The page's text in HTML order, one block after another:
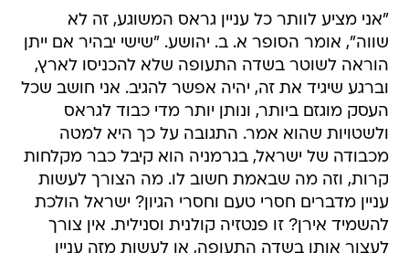
"אני מציע לוותר כל עניין גראס המשוגע, זה לא
שווה", אומר הסופר א. ב. יהושע. "שישי יבהיר אם ייתן
הוראה לשוטר בשדה התעופה שלא להכניסו לארץ,
וברגע שיגיד את זה, יהיה אפשר להגיב. אני חושב שכל
העסק מוגזם ביותר, ונותן יותר מדי כבוד לגראס
ולשטויות שהוא אמר. התגובה על כך היא למטה
מכבודה של ישראל, בגרמניה הוא קיבל כבר מקלחות
קרות, וזה מה שבאמת חשוב לו. מה הצורך לעשות
עניין מדברים חסרי טעם וחסרי הגיון? ישראל הולכת
להשמיד אירן? זו פנטזיה קולנית וסנילית. אין צורך
לעצור אותו בשדה התעופה, או לעשות מזה עניין